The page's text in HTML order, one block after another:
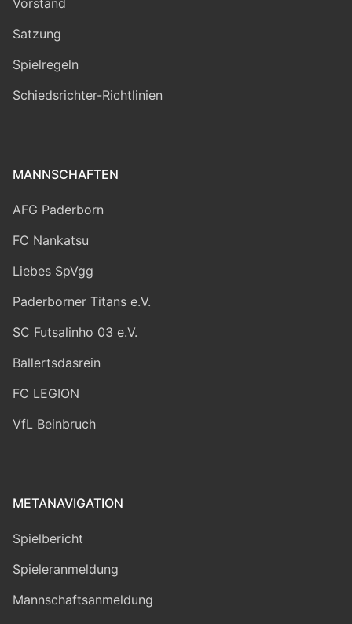
Vorstand
Satzung
Spielregeln
Schiedsrichter-Richtlinien
MANNSCHAFTEN
AFG Paderborn
FC Nankatsu
Liebes SpVgg
Paderborner Titans e.V.
SC Futsalinho 03 e.V.
Ballertsdasrein
FC LEGION
VfL Beinbruch
METANAVIGATION
Spielbericht
Spieleranmeldung
Mannschaftsanmeldung